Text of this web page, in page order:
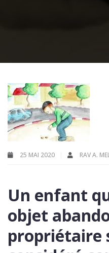
25 MAI 2020 RAV A.
Un enfant
objet
propriétaire